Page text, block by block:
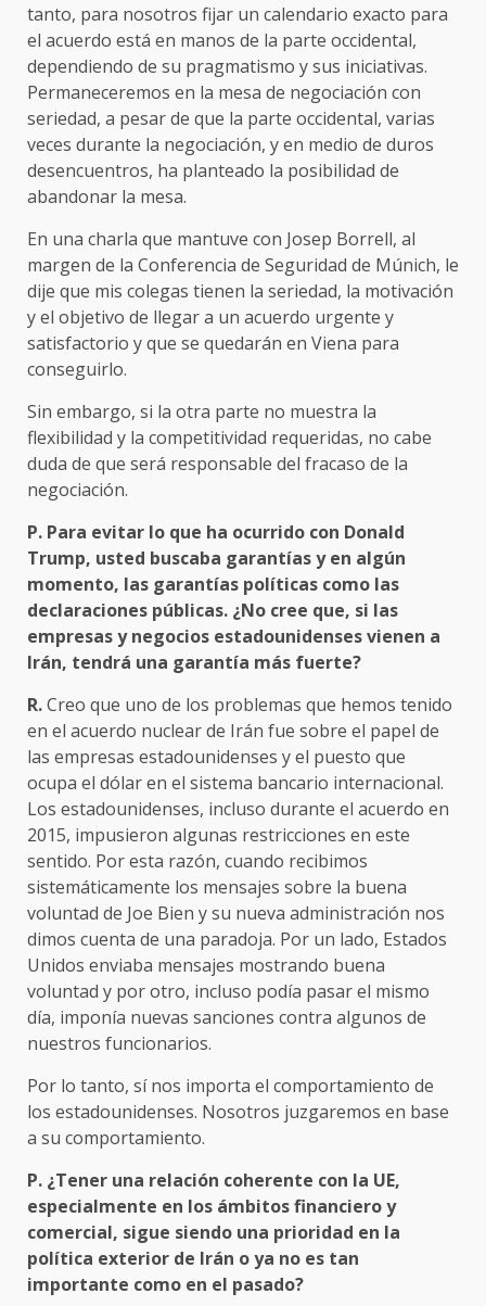
tanto, para nosotros fijar un calendario exacto para
el acuerdo está en manos de la parte occidental,
dependiendo de su pragmatismo y sus iniciativas.
Permaneceremos en la mesa de negociación con
seriedad, a pesar de que la parte occidental, varias
veces durante la negociación, y en medio de duros
desencuentros, ha planteado la posibilidad de
abandonar la mesa.
En una charla que mantuve con Josep Borrell, al
margen de la Conferencia de Seguridad de Múnich, le
dije que mis colegas tienen la seriedad, la motivación
y el objetivo de llegar a un acuerdo urgente y
satisfactorio y que se quedarán en Viena para
conseguirlo.
Sin embargo, si la otra parte no muestra la
flexibilidad y la competitividad requeridas, no cabe
duda de que será responsable del fracaso de la
negociación.
P. Para evitar lo que ha ocurrido con Donald
Trump, usted buscaba garantías y en algún
momento, las garantías políticas como las
declaraciones públicas. ¿No cree que, si las
empresas y negocios estadounidenses vienen a
Irán, tendrá una garantía más fuerte?
R.Creo que uno de los problemas que hemos tenido
en el acuerdo nuclear de Irán fue sobre el papel de
las empresas estadounidenses y el puesto que
ocupa el dólar en el sistema bancario internacional.
Los estadounidenses, incluso durante el acuerdo en
2015, impusieron algunas restricciones en este
sentido. Por esta razón, cuando recibimos
sistemáticamente los mensajes sobre la buena
voluntad de Joe Bien y su nueva administración nos
dimos cuenta de una paradoja. Por un lado, Estados
Unidos enviaba mensajes mostrando buena
voluntad y por otro, incluso podía pasar el mismo
día, imponía nuevas sanciones contra algunos de
nuestros funcionarios.
Por lo tanto, sí nos importa el comportamiento de
los estadounidenses. Nosotros juzgaremos en base
a su comportamiento.
P. ¿Tener una relación coherente con la UE,
especialmente en los ámbitos financiero y
comercial, sigue siendo una prioridad en la
política exterior de Irán o ya no es tan
importante como en el pasado?